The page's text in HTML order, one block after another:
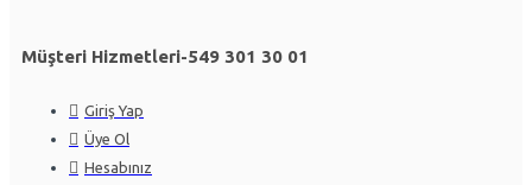
Müşteri Hizmetleri-549 301 30 01
Giriş Yap
Üye Ol
Hesabınız